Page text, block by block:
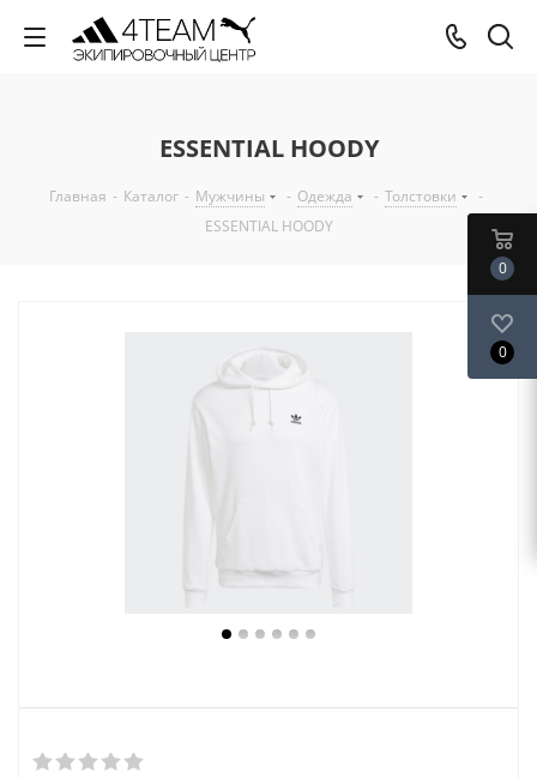
ESSENTIAL HOODY
Главная - Каталог - Мужчины - Одежда - Толстовки
-
ESSENTIAL HOODY
0
0